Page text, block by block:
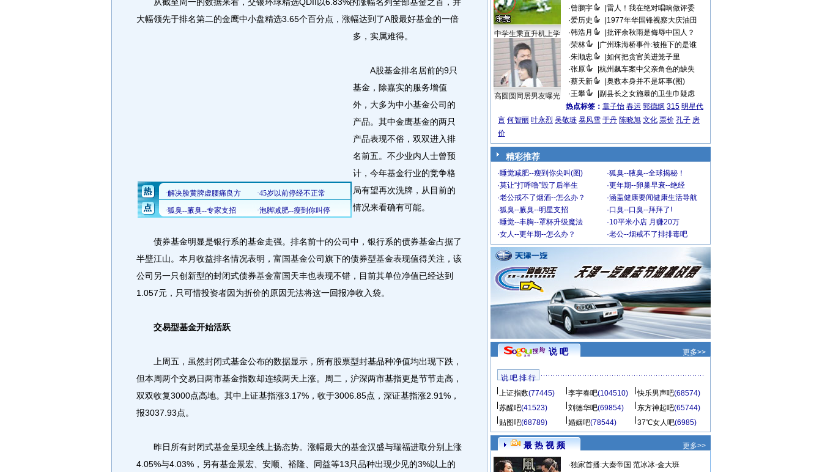
大幅领先于排名第二的金鹰中小盘精选3.65个百分点，涨幅达到了A股最好基金的一倍
多，实属难得。
A股基金排名居前的9只
基金，除嘉实的服务增值
外，大多为中小基金公司的
产品。其中金鹰基金的两只
产品表现不俗，双双进入排
名前五。不少业内人士曾预
计，今年基金行业的竞争格
局有望再次洗牌，从目前的
情况来看确有可能。
债券基金明显是银行系的基金走强。排名前十的公司中，银行系的债券基金占据了
半壁江山。本月收益排名情况表明，富国基金公司旗下的债券型基金表现值得关注，该
公司另一只创新型的封闭式债券基金富国天丰也表现不错，目前其单位净值已经达到
1.057元，只可惜投资者因为折价的原因无法将这一回报净收入袋。
交易型基金开始活跃
上周五，虽然封闭式基金公布的数据显示，所有股票型封基品种净值均出现下跌，
但本周两个交易日两市基金指数却连续两天上涨。周二，沪深两市基指更是节节走高，
双双收复3000点高地。其中上证基指涨3.17%，收于3006.85点，深证基指涨2.91%，
报3037.93点。
昨日所有封闭式基金呈现全线上扬态势。涨幅最大的基金汉盛与瑞福进取分别上涨
4.05%与4.03%，另有基金景宏、安顺、裕隆、同益等13只品种出现少见的3%以上的
中学生乘直升机上学
高圆圆同居男友曝光
·曾鹏宇
雷人！我在绝对唱响做评委
·爱历史
1977年华国锋视察大庆油田
·韩浩月
批评余秋雨是侮辱中国人？
·荣林
广州珠海桥事件:被推下的是谁
·朱顺忠
如何把贪官关进笼子里
·张原
杭州飙车案中父亲角色的缺失
·蔡天新
奥数本身并不是坏事(图)
·王攀
副县长之女施暴的卫生巾疑虑
热点标签： 章子怡 春运 郭德纲 315 明星代
言 何智丽 叶永烈 吴敬琏 暴风雪 于丹 陈晓旭 文化 票价 孔子 房
价
精彩推荐
·睡觉减肥--瘦到你尖叫(图) ·狐臭--腋臭--全球揭秘！
·莫让“打呼噜”毁了后半生 ·更年期--卵巢早衰--绝经
·老公戒不了烟酒--怎么办？ ·涵盖健康要闻健康生活导航
·狐臭--腋臭--明星支招 ·口臭--口臭--拜拜了!
·睡觉--丰胸--罩杯升级魔法 ·10平米小店 月赚20万
·女人--更年期--怎么办？ ·老公--烟戒不了排排毒吧
说 吧 更多>>
说 吧 排 行
上证指数(77445) 李宇春吧(104510) 快乐男声吧(68574)
苏醒吧(41523) 刘德华吧(69854) 东方神起吧(65744)
贴图吧(68789) 婚姻吧(78544) 37℃女人吧(6985)
最 热 视 频 更多>>
·独家首播:大秦帝国 范冰冰-金大班